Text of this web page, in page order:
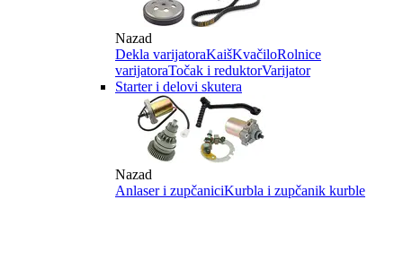
Nazad
Dekla varijatoraKaišKvačiloRolnice
varijatoraTočak i reduktorVarijator
Starter i delovi skutera
Nazad
Anlaser i zupčaniciKurbla i zupčanik kurble